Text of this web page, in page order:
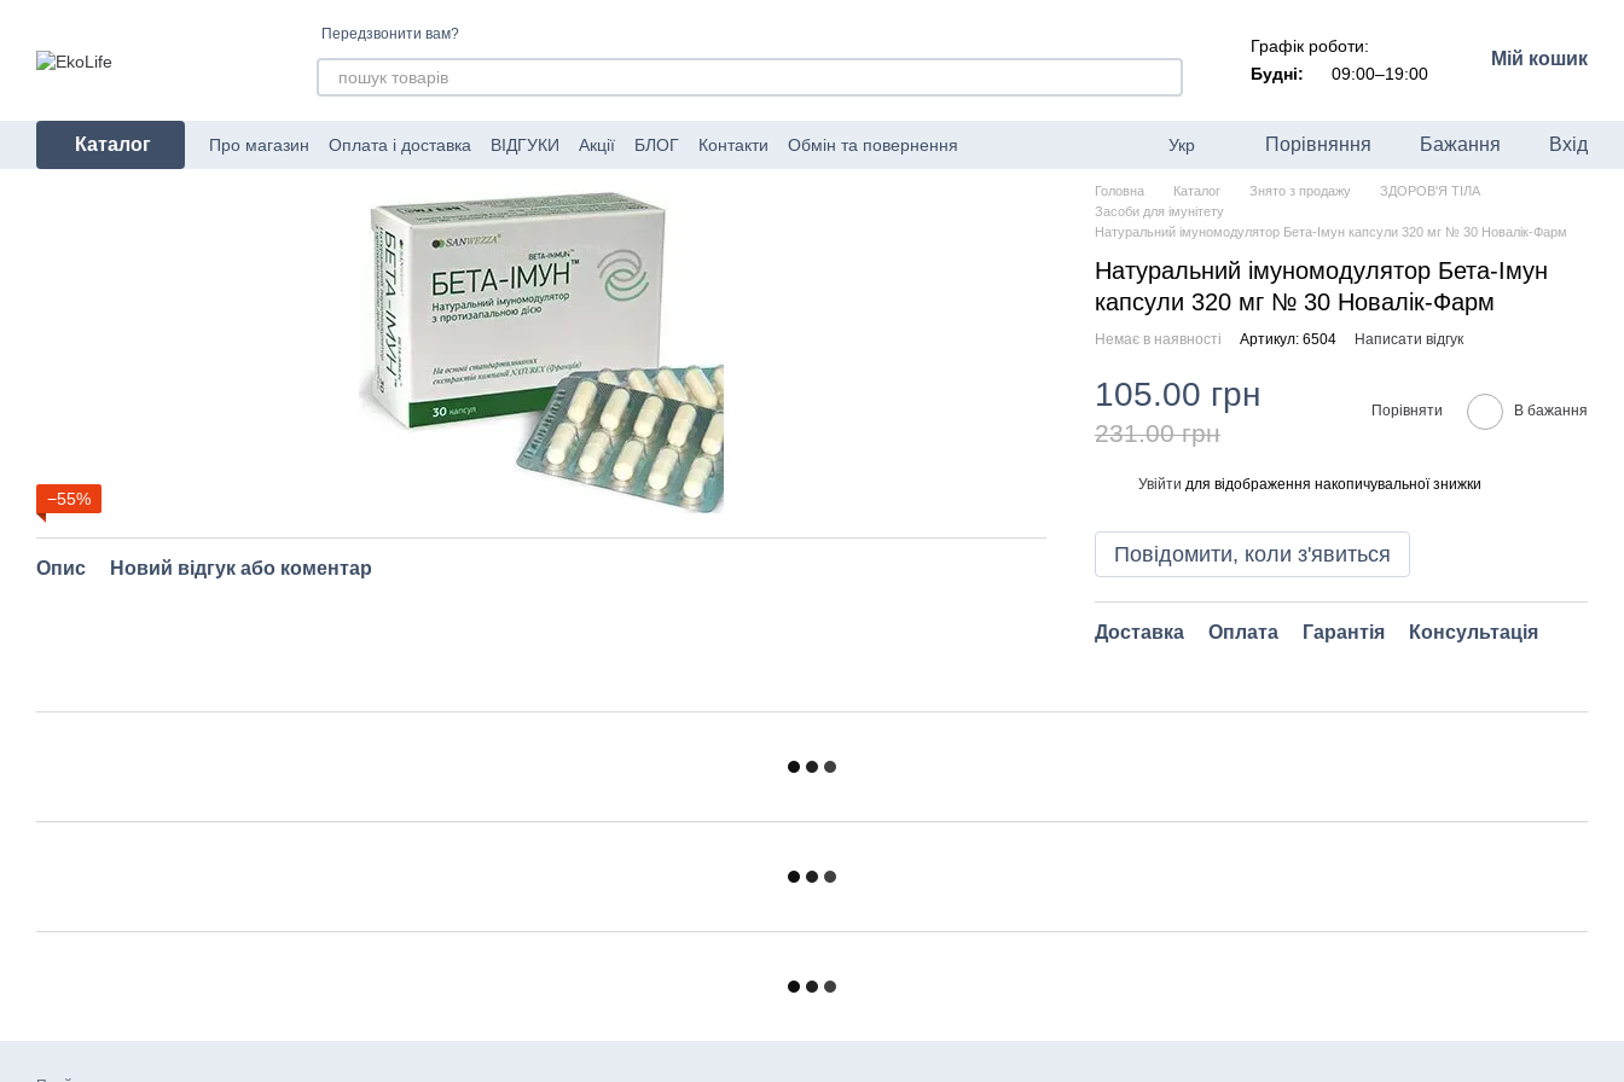
Передзвонити вам?
Графік роботи:
Будні:
09:00–19:00
Мій кошик
Каталог Про магазин Оплата і доставка ВІДГУКИ Акції БЛОГ Контакти
Обмін та повернення
Укр Порівняння Бажання Вхід
−55%
Опис Новий відгук або коментар
Головна Каталог Знято з продажу
ЗДОРОВ'Я ТІЛА
Засоби для імунітету
Натуральний імуномодулятор Бета-Імун капсули 320 мг № 30 Новалік-Фарм
Натуральний імуномодулятор Бета-Імун
капсули 320 мг № 30 Новалік-Фарм
Немає в наявності Артикул: 6504 Написати відгук
105.00 грн
231.00 грн
Порівняти В бажання
Увійти для відображення накопичувальної знижки
Повідомити, коли з'явиться
Доставка Оплата Гарантія Консультація